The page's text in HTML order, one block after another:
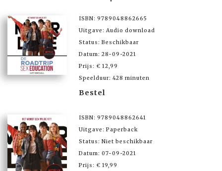
ISBN: 9789048862665
Uitgave: Audio download
Status: Beschikbaar
Datum: 28-09-2021
Prijs: € 12,99
Speelduur: 428 minuten
Bestel
ISBN: 9789048862641
Uitgave: Paperback
Status: Niet beschikbaar
Datum: 07-09-2021
Prijs: € 19,99